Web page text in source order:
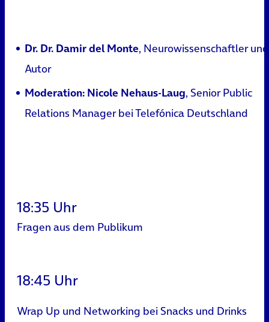
Dr. Dr. Damir del Monte, Neurowissenschaftler und
Autor
Moderation: Nicole Nehaus-Laug, Senior Public
Relations Manager bei Telefónica Deutschland
18:35 Uhr
Fragen aus dem Publikum
18:45 Uhr
Wrap Up und Networking bei Snacks und Drinks